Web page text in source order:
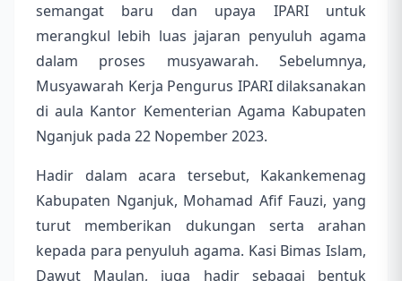
semangat baru dan upaya IPARI untuk
merangkul lebih luas jajaran penyuluh agama
dalam proses musyawarah. Sebelumnya,
Musyawarah Kerja Pengurus IPARI dilaksanakan
di aula Kantor Kementerian Agama Kabupaten
Nganjuk pada 22 Nopember 2023.
Hadir dalam acara tersebut, Kakankemenag
Kabupaten Nganjuk, Mohamad Afif Fauzi, yang
turut memberikan dukungan serta arahan
kepada para penyuluh agama. Kasi Bimas Islam,
Dawut Maulan, juga hadir sebagai bentuk